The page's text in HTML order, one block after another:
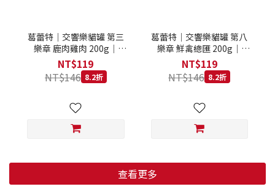
葛蕾特｜交響樂貓罐 第三
樂章 鹿肉雞肉 200g｜
GranataPet 200克 主食罐
無穀罐 無膠罐 主食貓罐 德
罐
NT$119
NT$146 8.2折
葛蕾特｜交響樂貓罐 第八
樂章 鮮禽總匯 200g｜
GranataPet 200克 主食罐
無穀罐 無膠罐 主食貓罐 德
罐
NT$119
NT$146 8.2折
查看更多